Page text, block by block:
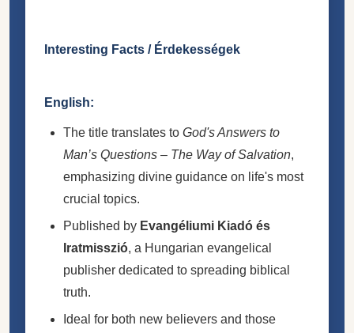
Interesting Facts / Érdekességek
English:
The title translates to God's Answers to
Man’s Questions – The Way of Salvation,
emphasizing divine guidance on life's most
crucial topics.
Published by Evangéliumi Kiadó és
Iratmisszió, a Hungarian evangelical
publisher dedicated to spreading biblical
truth.
Ideal for both new believers and those